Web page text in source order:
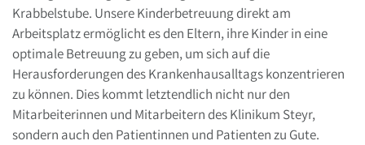
Krabbelstube. Unsere Kinderbetreuung direkt am
Arbeitsplatz ermöglicht es den Eltern, ihre Kinder in eine
optimale Betreuung zu geben, um sich auf die
Herausforderungen des Krankenhausalltags konzentrieren
zu können. Dies kommt letztendlich nicht nur den
Mitarbeiterinnen und Mitarbeitern des Klinikum Steyr,
sondern auch den Patientinnen und Patienten zu Gute.